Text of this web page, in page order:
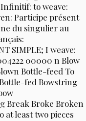
to weave:
Participe présent
du singulier au
SIMPLE; I weave:
00000 n Blow
Bottle-feed To
fed Bowstring
Break Broke Broken
at least two pieces